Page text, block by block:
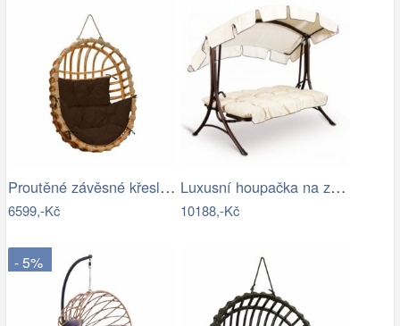
Proutěné závěsné křeslo Lena, přírodní…
6599,-Kč
Luxusní houpačka na zahradu - VGD
10188,-Kč
- 5%